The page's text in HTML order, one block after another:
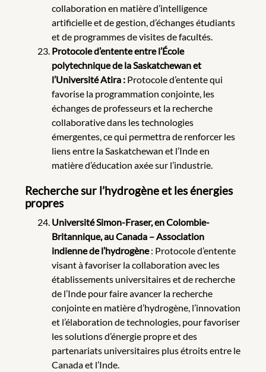
collaboration en matière d’intelligence
artificielle et de gestion, d’échanges étudiants
et de programmes de visites de facultés.
Protocole d’entente entre l’École
polytechnique de la Saskatchewan et
l’Université Atira : Protocole d’entente qui
favorise la programmation conjointe, les
échanges de professeurs et la recherche
collaborative dans les technologies
émergentes, ce qui permettra de renforcer les
liens entre la Saskatchewan et l’Inde en
matière d’éducation axée sur l’industrie.
Recherche sur l’hydrogène et les énergies
propres
Université Simon-Fraser, en Colombie-
Britannique, au Canada – Association
indienne de l’hydrogène: Protocole d’entente
visant à favoriser la collaboration avec les
établissements universitaires et de recherche
de l’Inde pour faire avancer la recherche
conjointe en matière d’hydrogène, l’innovation
et l’élaboration de technologies, pour favoriser
les solutions d’énergie propre et des
partenariats universitaires plus étroits entre le
Canada et l’Inde.